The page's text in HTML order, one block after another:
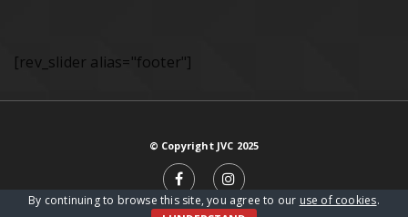
[rev_slider alias="footer"]
© Copyright JVC 2025
By continuing to browse this site, you agree to our use of cookies.